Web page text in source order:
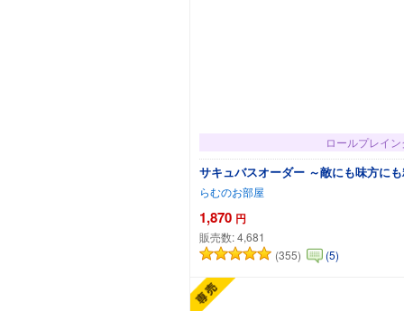
ロールプレイン
サキュバスオーダー ～敵にも味方に
らむのお部屋
1,870 円
販売数:4,681
(355)
(5)